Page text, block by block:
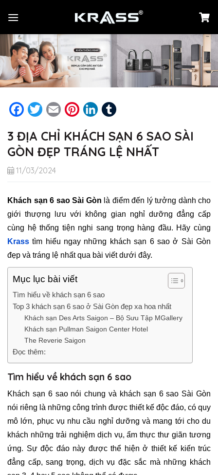
đến
dung
Facebook
TwitterEmail PinterestLinkedIn
3 ĐỊA CHỈ KHÁCH SẠN 6 SAO SÀI
GÒN ĐẸP TRÁNG LỆ NHẤT
11/03/2024
Khách sạn 6 sao Sài Gòn là điểm đến lý tưởng dành cho
giới thượng lưu với không gian nghỉ dưỡng đẳng cấp
cùng hệ thống tiện nghi sang trọng hàng đầu. Hãy cùng
Krass tìm hiểu ngay những khách sạn 6 sao ở Sài Gòn
đẹp và tráng lệ nhất qua bài viết dưới đây.
Mục lục bài viết
Tìm hiểu về khách sạn 6 sao
Top 3 khách sạn 6 sao ở Sài Gòn đẹp xa hoa nhất
Khách sạn Des Arts Saigon – Bộ Sưu Tập MGallery
Khách sạn Pullman Saigon Center Hotel
The Reverie Saigon
Đọc thêm:
Tìm hiểu về khách sạn 6 sao
Khách sạn 6 sao nói chung và khách sạn 6 sao Sài Gòn
nói riêng là những công trình được thiết kế độc đáo, có quy
mô lớn, phục vụ nhu cầu nghỉ dưỡng và mang tới cho du
khách những trải nghiệm dịch vụ, ẩm thực thư giãn tương
ứng. Sự độc đáo này được thể hiện ở thiết kế kiến trúc
đẳng cấp, sang trọng, dịch vụ đặc sắc mà những khách